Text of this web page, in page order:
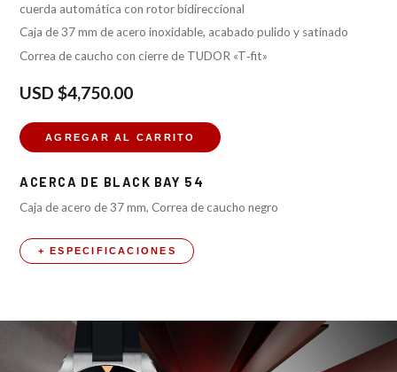
cuerda automática con rotor bidireccional
Caja de 37 mm de acero inoxidable, acabado pulido y satinado
Correa de caucho con cierre de TUDOR «T‑fit»
USD$4,750.00
AGREGAR AL CARRITO
ACERCA DE BLACK BAY 54
Caja de acero de 37 mm, Correa de caucho negro
+ ESPECIFICACIONES